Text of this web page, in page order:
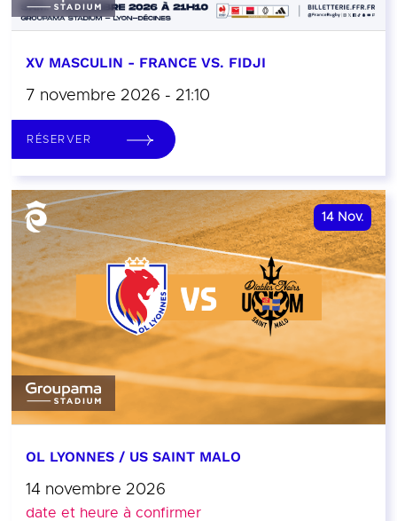
XV MASCULIN - FRANCE VS. FIDJI
7 novembre 2026 - 21:10
RÉSERVER
14 Nov.
OL LYONNES / US SAINT MALO
14 novembre 2026
date et heure à confirmer